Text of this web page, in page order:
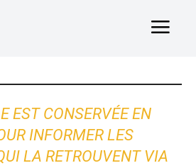
EST CONSERVÉE EN
INFORMER LES
LA RETROUVENT VIA